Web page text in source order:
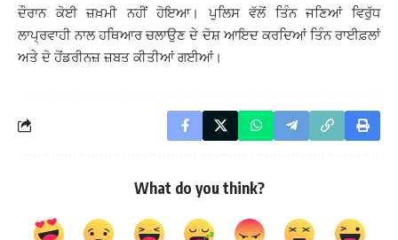
ਦੌਰਾਨ ਕੋਈ ਜ਼ਖ਼ਮੀ ਨਹੀਂ ਹੋਇਆ। ਪੁਲਿਸ ਵੱਲੋਂ ਤਿੰਨ ਜਣਿਆਂ ਵਿਰੁੱਧ
ਲਾਪ੍ਰਵਾਹੀ ਨਾਲ ਹਥਿਆਰ ਚਲਾਉਣ ਦੇ ਦੋਸ਼ ਆਇਦ ਕਰਦਿਆਂ ਤਿੰਨ ਰਾਈਫ਼ਲਾਂ
ਅਤੇ ਦੋ ਹੋਂਡਰੀਨਜ਼ ਜ਼ਬਤ ਕੀਤੀਆਂ ਗਈਆਂ।
What do you think?